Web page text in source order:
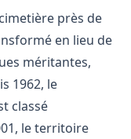
près de
en lieu de
méritantes,
1962, le
classé
le territoire